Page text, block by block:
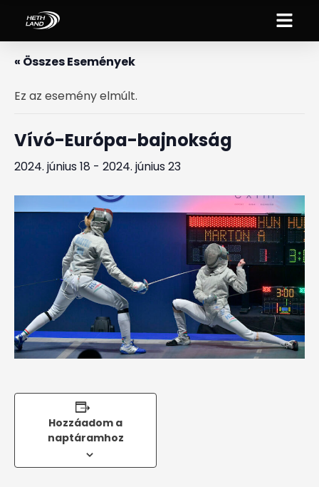
« Összes Események
Ez az esemény elmúlt.
Vívó-Európa-bajnokság
2024. június 18 - 2024. június 23
Hozzáadom a
naptáramhoz